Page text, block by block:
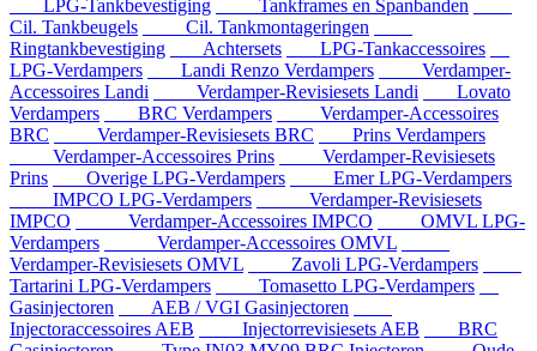
LPG-Tankbevestiging
Tankframes en Spanbanden
Cil. Tankbeugels
Cil. Tankmontageringen
Ringtankbevestiging
Achtersets
LPG-Tankaccessoires
LPG-Verdampers
Landi Renzo Verdampers
Verdamper-
Accessoires Landi
Verdamper-Revisiesets Landi
Lovato
Verdampers
BRC Verdampers
Verdamper-Accessoires
BRC
Verdamper-Revisiesets BRC
Prins Verdampers
Verdamper-Accessoires Prins
Verdamper-Revisiesets
Prins
Overige LPG-Verdampers
Emer LPG-Verdampers
IMPCO LPG-Verdampers
Verdamper-Revisiesets
IMPCO
Verdamper-Accessoires IMPCO
OMVL LPG-
Verdampers
Verdamper-Accessoires OMVL
Verdamper-Revisiesets OMVL
Zavoli LPG-Verdampers
Tartarini LPG-Verdampers
Tomasetto LPG-Verdampers
Gasinjectoren
AEB / VGI Gasinjectoren
Injectoraccessoires AEB
Injectorrevisiesets AEB
BRC